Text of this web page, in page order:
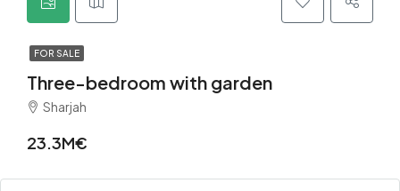
FOR SALE
Three-bedroom with garden
Sharjah
23.3M€